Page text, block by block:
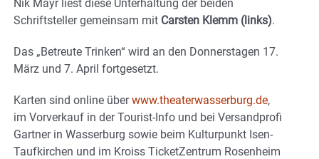
Nik Mayr liest diese Unterhaltung der beiden
Schriftsteller gemeinsam mit Carsten Klemm (links).
Das „Betreute Trinken“ wird an den Donnerstagen 17.
März und 7. April fortgesetzt.
Karten sind online überwww.theaterwasserburg.de,
im Vorverkauf in der Tourist-Info und bei Versandprofi
Gartner in Wasserburg sowie beim Kulturpunkt Isen-
Taufkirchen und im Kroiss TicketZentrum Rosenheim